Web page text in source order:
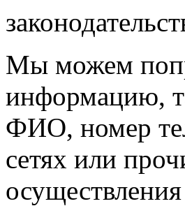
Мы можем
информацию,
ФИО, номер
сетях или